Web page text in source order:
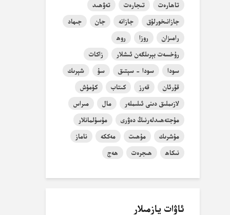
تاھارەت
تىجارەت
تەۋھىد
جازانىخورلۇق
جازانە جان
جىھاد
رامىزان
روزا
روھ
رۇخسەت بېرىلگەن ئىشلار
زاكات
سودا
سودا - سېتىق سۇ
شېرىك
قۇرئان
قەرز كىتاب
كۈمۈش
لازىملىق دىنى ئىلىملەر
مال
مىراس
مۇجتەھىدلەرنىڭ دەۋرى
مۇسۇلمانلار
مۇشرىك
مۇھىت مەككە
ناماز
نىكاھ
ھىجرەت ھەج
ئاۋات يازمىلار